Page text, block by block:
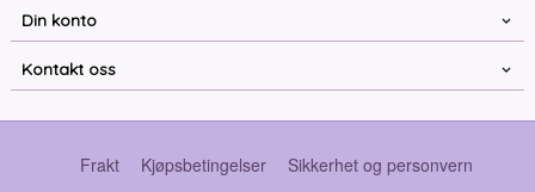
Din konto
Kontakt oss
Frakt Kjøpsbetingelser Sikkerhet og personvern